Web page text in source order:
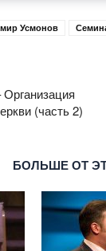
Усмонов
(часть 2)
БОЛЬШЕ ОТ